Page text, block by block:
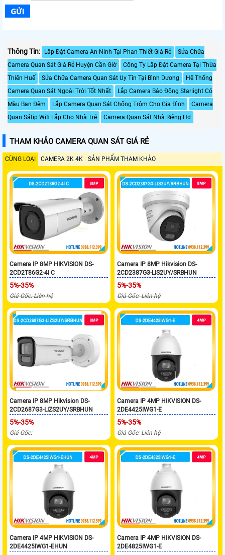
Thông Tin: Lắp Đặt Camera An Ninh Tại Phan Thiết Giá Rẻ
Sửa Chữa
Camera Quan Sát Giá Rẻ Huyện Cần Giờ
Công Ty Lắp Đặt Camera Tại Thừa
Thiên Huế
Sửa Chữa Camera Quan Sát Uy Tín Tại Bình Dương
Hệ Thống
Camera Quan Sát Ngoài Trời Tốt Nhất
Lắp Camera Báo Động Starlight Có
Màu Ban Đêm
Lắp Camera Quan Sát Chống Trộm Cho Gia Đình
Camera
Quan Sátip Wifi Lắp Cho Nhà Trẻ
Camera Quan Sát Nhà Riêng Hd
THAM KHẢO CAMERA QUAN SÁT GIÁ RẺ
CÙNG LOẠI CAMERA 2K 4K SẢN PHẨM THAM KHẢO
Camera IP 8MP HIKVISION DS-
2CD2T86G2-4I C
5%-35%
Giá Gốc: Liên hệ
Camera IP 8MP Hikvision DS-
2CD2387G3-LIS2UY/SRBHUN
5%-35%
Giá Gốc: Liên hệ
Camera IP 8MP Hikvision DS-
2CD2687G3-LIZS2UY/SRBHUN
5%-35%
Giá Gốc:
Camera IP 4MP HIKVISION DS-
2DE4425IWG1-E
5%-35%
Giá Gốc: Liên hệ
Camera IP 4MP HIKVISION DS-
2DE4425IWG1-EHUN
Camera IP 4MP HIKVISION DS-
2DE4825IWG1-E